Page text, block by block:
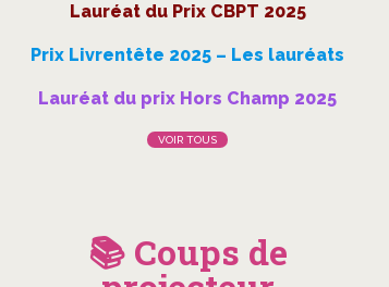
Lauréat du Prix CBPT 2025
Prix Livrentête 2025 – Les lauréats
Lauréat du prix Hors Champ 2025
VOIR TOUS
📚 Coups de